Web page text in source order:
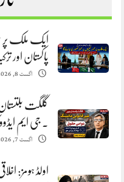
ایک ملک پر
پاکستان اور
اگست 8, 2026
گلگت
. جی ایم
اگست 7, 2026
اولڈ ہومز: